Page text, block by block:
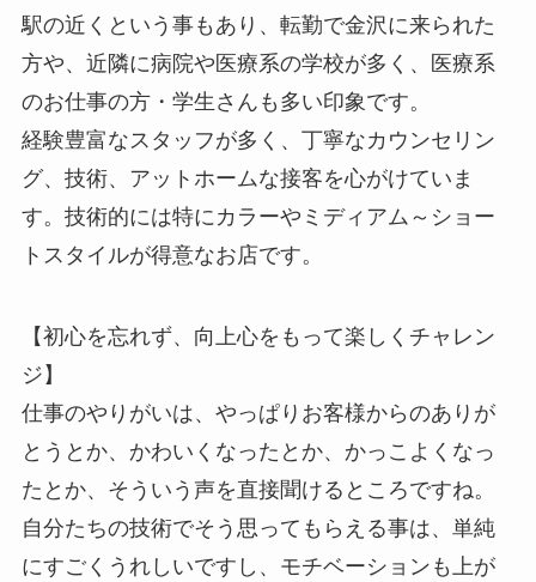
駅の近くという事もあり、転勤で金沢に来られた
方や、近隣に病院や医療系の学校が多く、医療系
のお仕事の方・学生さんも多い印象です。
経験豊富なスタッフが多く、丁寧なカウンセリン
グ、技術、アットホームな接客を心がけていま
す。技術的には特にカラーやミディアム～ショー
トスタイルが得意なお店です。
【初心を忘れず、向上心をもって楽しくチャレン
ジ】
仕事のやりがいは、やっぱりお客様からのありが
とうとか、かわいくなったとか、かっこよくなっ
たとか、そういう声を直接聞けるところですね。
自分たちの技術でそう思ってもらえる事は、単純
にすごくうれしいですし、モチベーションも上が